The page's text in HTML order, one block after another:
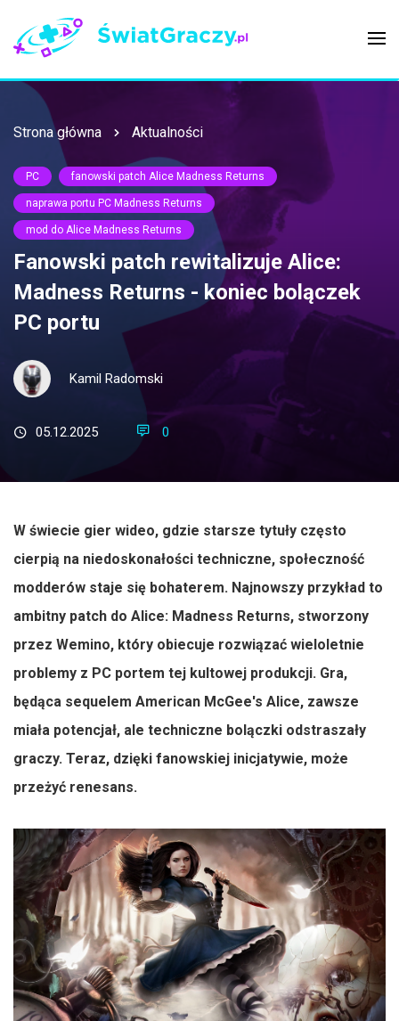
Strona główna Aktualności
PC fanowski patch Alice Madness Returns
naprawa portu PC Madness Returns
mod do Alice Madness Returns
Fanowski patch rewitalizuje Alice:
Madness Returns - koniec bolączek
PC portu
Kamil Radomski
05.12.2025 0
W świecie gier wideo, gdzie starsze tytuły często
cierpią na niedoskonałości techniczne, społeczność
modderów staje się bohaterem. Najnowszy przykład to
ambitny patch do Alice: Madness Returns, stworzony
przez Wemino, który obiecuje rozwiązać wieloletnie
problemy z PC portem tej kultowej produkcji. Gra,
będąca sequelem American McGee's Alice, zawsze
miała potencjał, ale techniczne bolączki odstraszały
graczy. Teraz, dzięki fanowskiej inicjatywie, może
przeżyć renesans.